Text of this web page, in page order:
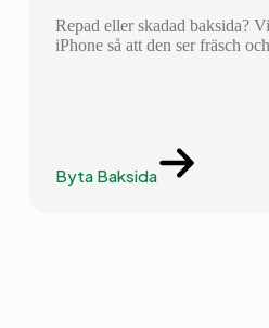
Repad eller skadad baksida?
iPhone så att den ser fräsch
Byta Baksida